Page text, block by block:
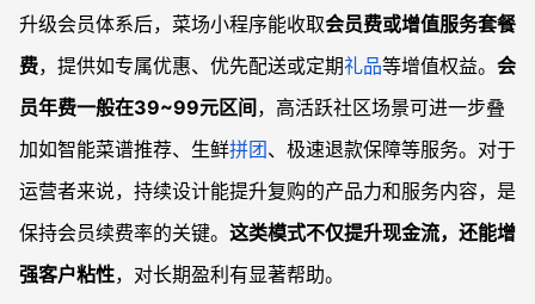
升级会员体系后，菜场小程序能收取会员费或增值服务套餐
费，提供如专属优惠、优先配送或定期礼品等增值权益。 会
员年费一般在39~99元区间 ，高活跃社区场景可进一步叠
加如智能菜谱推荐、生鲜拼团、极速退款保障等服务。对于
运营者来说，持续设计能提升复购的产品力和服务内容，是
保持会员续费率的关键。 这类模式不仅提升现金流，还能增
强客户粘性，对长期盈利有显著帮助。